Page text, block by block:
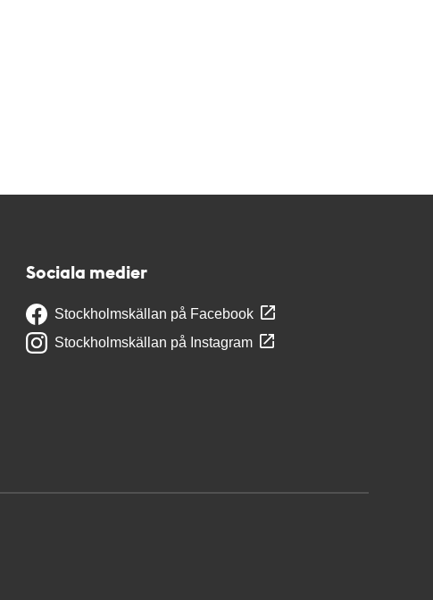
Sociala medier
Stockholmskällan på Facebook
Stockholmskällan på Instagram